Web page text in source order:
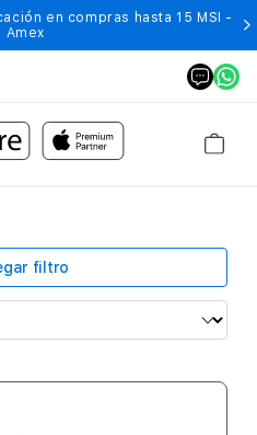
en compras hasta 15 MSI -
Amex
filtro